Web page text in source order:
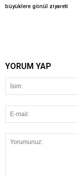
büyüklere gönül ziyareti
YORUM YAP